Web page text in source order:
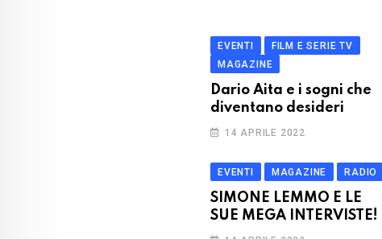
EVENTI
FILM E SERIE TV
MAGAZINE
Dario Aita e i sogni che
diventano desideri
14 APRILE 2022
EVENTI MAGAZINE RADIO
SIMONE LEMMO E LE
SUE MEGA INTERVISTE!